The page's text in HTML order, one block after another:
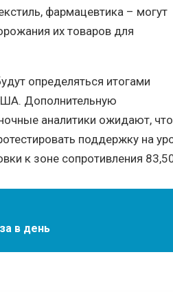
фармацевтика – могут
их товаров для
определяться итогами
Дополнительную
аналитики ожидают,
поддержку на
к зоне сопротивления
в день